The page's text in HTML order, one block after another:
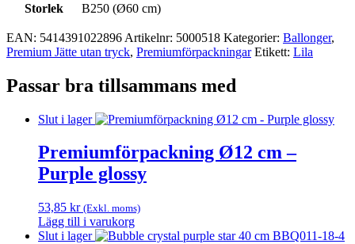
Storlek B250 (Ø60 cm)
EAN: 5414391022896 Artikelnr: 5000518 Kategorier: Ballonger,
Premium Jätte utan tryck, Premium­förpackningar Etikett: Lila
Passar bra tillsammans med
Slut i lager
Premiumförpackning Ø12 cm –
Purple glossy
53,85 kr (Exkl. moms)
Lägg till i varukorg
Slut i lager